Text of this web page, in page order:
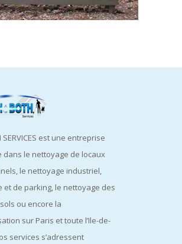
Nettoyage
SERVICES est une entreprise
dans le nettoyage de locaux
le nettoyage industriel,
et de parking, le nettoyage des
ou encore la
sur Paris et toute l’Ile-de-
services s’adressent